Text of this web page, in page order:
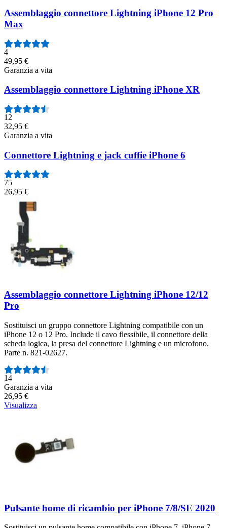
Assemblaggio connettore Lightning iPhone 12 Pro
Max
4
49,95 €
Garanzia a vita
Assemblaggio connettore Lightning iPhone XR
12
32,95 €
Garanzia a vita
Connettore Lightning e jack cuffie iPhone 6
75
26,95 €
Assemblaggio connettore Lightning iPhone 12/12
Pro
Sostituisci un gruppo connettore Lightning compatibile con un
iPhone 12 o 12 Pro. Include il cavo flessibile, il connettore della
scheda logica, la presa del connettore Lightning e un microfono.
Parte n. 821-02627.
Numero di recensioni:
14
Garanzia a vita
26,95 €
Visualizza
Pulsante home di ricambio per iPhone 7/8/SE 2020